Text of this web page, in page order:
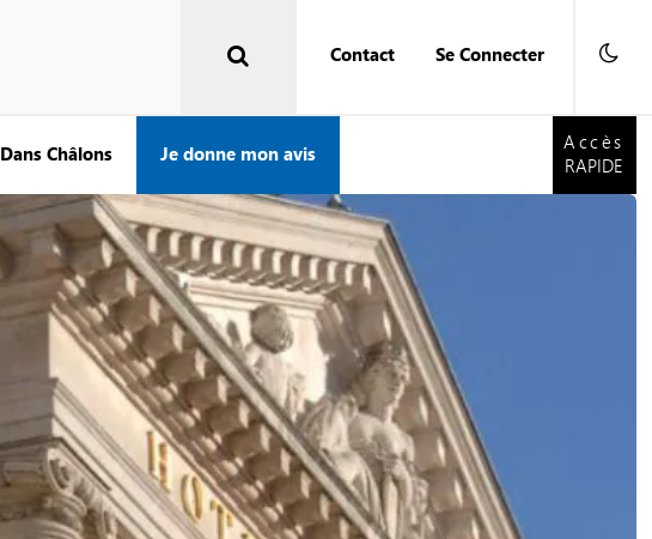
Contact Se Connecter
Accès
Dans Châlons Je donne mon avis
Accès
RAPIDE